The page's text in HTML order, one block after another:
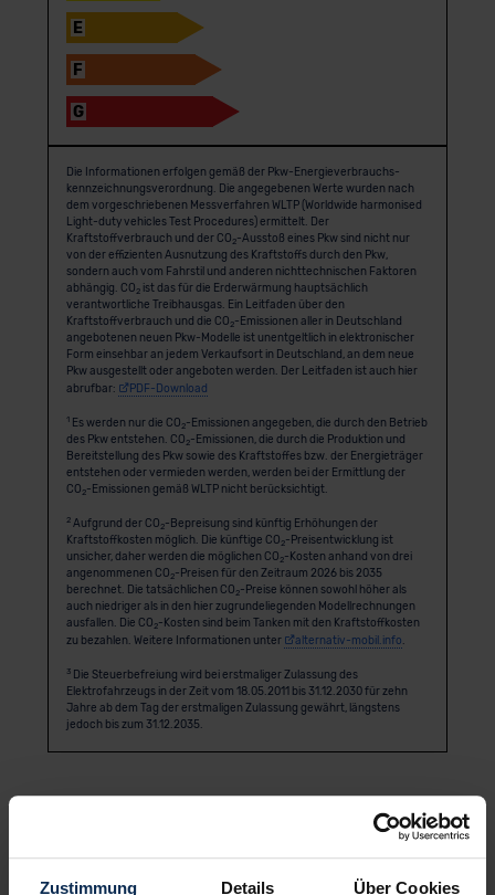
Zustimmung Details Über Cookies
E
F
G
Die Informationen erfolgen gemäß der Pkw-Energie­verbrauchs­
kennzeichnungs­verordnung. Die angegebenen Werte wurden nach
dem vorgeschriebenen Messverfahren WLTP (Worldwide harmonised
Light-duty vehicles Test Procedures) ermittelt. Der
Kraftstoffverbrauch und der CO2-Ausstoß eines Pkw sind nicht nur
von der effizienten Ausnutzung des Kraftstoffs durch den Pkw,
sondern auch vom Fahrstil und anderen nichttechnischen Faktoren
abhängig. CO2ist das für die Erderwärmung hauptsächlich
verantwortliche Treibhausgas. Ein Leitfaden über den
Kraftstoffverbrauch und die CO2-Emissionen aller in Deutschland
angebotenen neuen Pkw-Modelle ist unentgeltlich in elektronischer
Form einsehbar an jedem Verkaufsort in Deutschland, an dem neue
Pkw ausgestellt oder angeboten werden. Der Leitfaden ist auch hier
abrufbar:
PDF-Download
1Es werden nur die CO2-Emissionen angegeben, die durch den Betrieb
des Pkw entstehen. CO2-Emissionen, die durch die Produktion und
Bereitstellung des Pkw sowie des Kraftstoffes bzw. der Energieträger
entstehen oder vermieden werden, werden bei der Ermittlung der
CO2-Emissionen gemäß WLTP nicht berücksichtigt.
2Aufgrund der CO2-Bepreisung sind künftig Erhöhungen der
Kraftstoffkosten möglich. Die künftige CO2-Preisentwicklung ist
unsicher, daher werden die möglichen CO2-Kosten anhand von drei
angenommenen CO2-Preisen für den Zeitraum 2026 bis 2035
berechnet. Die tatsächlichen CO2-Preise können sowohl höher als
auch niedriger als in den hier zugrundeliegenden Modellrechnungen
ausfallen. Die CO2-Kosten sind beim Tanken mit den Kraftstoffkosten
zu bezahlen. Weitere Informationen unter
alternativ-mobil.info.
3Die Steuerbefreiung wird bei erstmaliger Zulassung des
Elektrofahrzeugs in der Zeit vom 18.05.2011 bis 31.12.2030 für zehn
Jahre ab dem Tag der erstmaligen Zulassung gewährt, längstens
jedoch bis zum 31.12.2035.
Anbieter